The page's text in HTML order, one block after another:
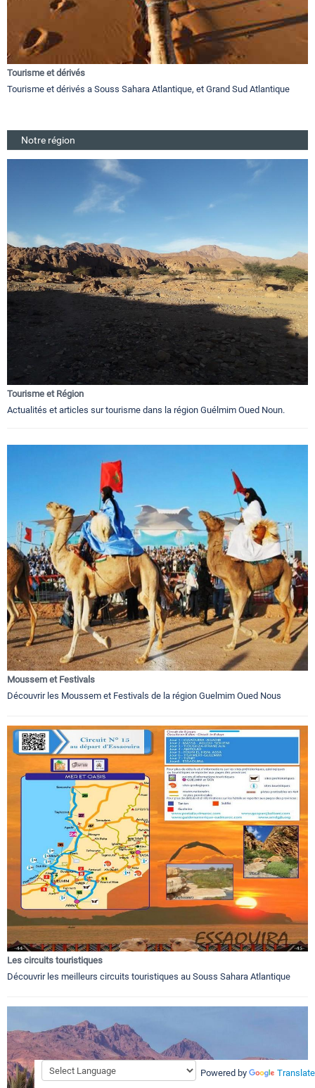
Tourisme et dérivés
Tourisme et dérivés a Souss Sahara Atlantique, et Grand Sud Atlantique
Notre région
Tourisme et Région
Actualités et articles sur tourisme dans la région Guélmim Oued Noun.
Moussem et Festivals
Découvrir les Moussem et Festivals de la région Guelmim Oued Nous
Les circuits touristiques
Découvrir les meilleurs circuits touristiques au Souss Sahara Atlantique
Powered by Translate